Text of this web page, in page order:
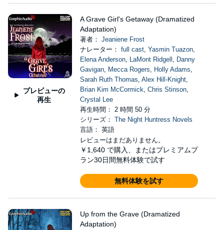
プレビューの
再生
A Grave Girl's Getaway (Dramatized
Adaptation)
著者： Jeaniene Frost
ナレーター： full cast, Yasmin Tuazon,
Elena Anderson, LaMont Ridgell , Danny
Gavigan, Mecca Rogers, Holly Adams,
Sarah Ruth Thomas, Alex Hill-Knight,
Brian Kim McCormick, Chris Stinson,
Crystal Lee
再生時間： 2 時間 50 分
シリーズ： The Night Huntress Novels
言語： 英語
レビューはまだありません。
￥1,640 で購入、またはプレミアムプ
ラン30日間無料体験で試す
無料体験を試す
Up from the Grave (Dramatized
Adaptation)